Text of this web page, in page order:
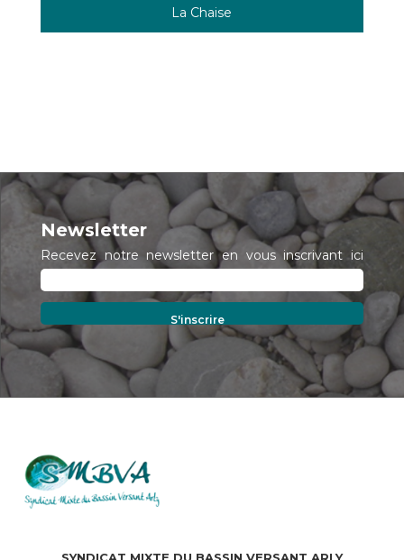
La Chaise
Newsletter
Recevez notre newsletter en vous inscrivant ici